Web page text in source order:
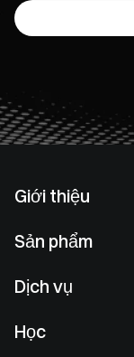
Giới thiệu
Phòng tin tức
Sản phẩm
Giao dịch giao ngay
Dịch vụ
Học